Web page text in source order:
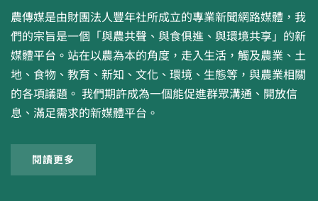
農傳媒是由財團法人豐年社所成立的專業新聞網路媒體，我
們的宗旨是一個「與農共聲、與食俱進、與環境共享」的新
媒體平台。站在以農為本的角度，走入生活，觸及農業、土
地、食物、教育、新知、文化、環境、生態等，與農業相關
的各項議題。 我們期許成為一個能促進群眾溝通、開放信
息、滿足需求的新媒體平台。
閱讀更多